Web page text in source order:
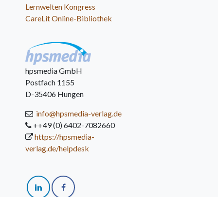
Lernwelten Kongress
CareLit Online-Bibliothek
hpsmedia GmbH
Postfach 1155
D-35406 Hungen
info@hpsmedia-verlag.de
++49 (0) 6402-7082660
https://hpsmedia-
verlag.de/helpdesk